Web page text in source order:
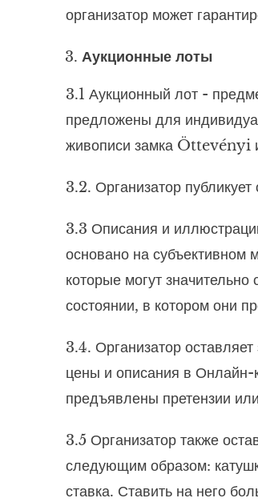
организатор может
Аукционные лоты
3.1 Аукционный лот -
предложены для
живописи замка Öttevényi
3.2. Организатор
3.3 Описания и
основано на субъективном
которые могут
состоянии, в котором они
3.4. Организатор
цены и описания в Онлайн-
предъявлены претензии
3.5 Организатор также
следующим образом:
ставка. Ставить на него